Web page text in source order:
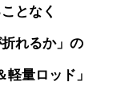
となく
れるか」の
量ロッド」